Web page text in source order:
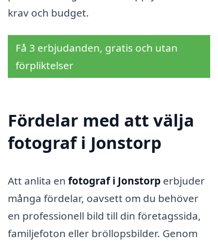
krav och budget.
Få 3 erbjudanden, gratis och utan
förpliktelser
Fördelar med att välja
fotograf i Jonstorp
Att anlita en fotograf i Jonstorp erbjuder
många fördelar, oavsett om du behöver
en professionell bild till din företagssida,
familjefoton eller bröllopsbilder. Genom